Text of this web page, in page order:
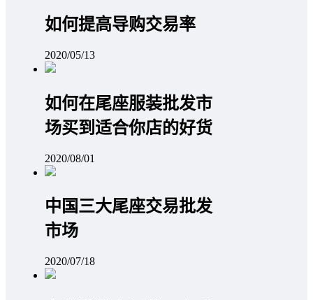
如何提高导购交易率
2020/05/13
如何在尾座服装批发市
场买到适合你店的好货
2020/08/01
中国三大尾座交易批发
市场
2020/07/18